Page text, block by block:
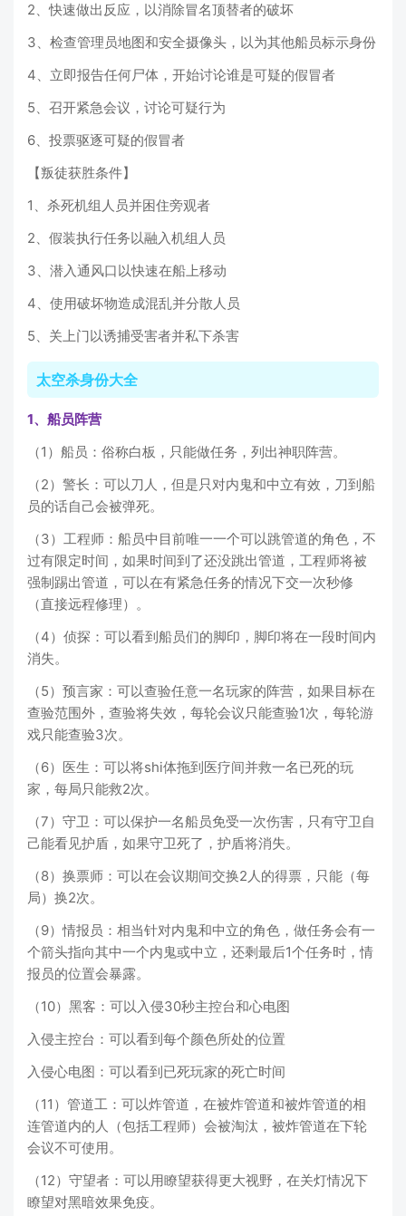
2、快速做出反应，以消除冒名顶替者的破坏
3、检查管理员地图和安全摄像头，以为其他船员标示身份
4、立即报告任何尸体，开始讨论谁是可疑的假冒者
5、召开紧急会议，讨论可疑行为
6、投票驱逐可疑的假冒者
【叛徒获胜条件】
1、杀死机组人员并困住旁观者
2、假装执行任务以融入机组人员
3、潜入通风口以快速在船上移动
4、使用破坏物造成混乱并分散人员
5、关上门以诱捕受害者并私下杀害
太空杀身份大全
1、船员阵营
（1）船员：俗称白板，只能做任务，列出神职阵营。
（2）警长：可以刀人，但是只对内鬼和中立有效，刀到船
员的话自己会被弹死。
（3）工程师：船员中目前唯一一个可以跳管道的角色，不
过有限定时间，如果时间到了还没跳出管道，工程师将被
强制踢出管道，可以在有紧急任务的情况下交一次秒修
（直接远程修理）。
（4）侦探：可以看到船员们的脚印，脚印将在一段时间内
消失。
（5）预言家：可以查验任意一名玩家的阵营，如果目标在
查验范围外，查验将失效，每轮会议只能查验1次，每轮游
戏只能查验3次。
（6）医生：可以将shi体拖到医疗间并救一名已死的玩
家，每局只能救2次。
（7）守卫：可以保护一名船员免受一次伤害，只有守卫自
己能看见护盾，如果守卫死了，护盾将消失。
（8）换票师：可以在会议期间交换2人的得票，只能（每
局）换2次。
（9）情报员：相当针对内鬼和中立的角色，做任务会有一
个箭头指向其中一个内鬼或中立，还剩最后1个任务时，情
报员的位置会暴露。
（10）黑客：可以入侵30秒主控台和心电图
入侵主控台：可以看到每个颜色所处的位置
入侵心电图：可以看到已死玩家的死亡时间
（11）管道工：可以炸管道，在被炸管道和被炸管道的相
连管道内的人（包括工程师）会被淘汰，被炸管道在下轮
会议不可使用。
（12）守望者：可以用瞭望获得更大视野，在关灯情况下
瞭望对黑暗效果免疫。